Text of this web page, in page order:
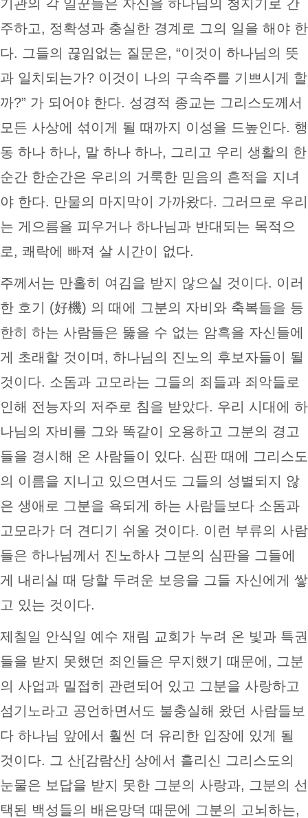
기관의 각 일꾼들은 자신을 하나님의 청지기로 간
주하고, 정확성과 충실한 경계로 그의 일을 해야 한
다. 그들의 끊임없는 질문은, “이것이 하나님의 뜻
과 일치되는가? 이것이 나의 구속주를 기쁘시게 할
까?” 가 되어야 한다. 성경적 종교는 그리스도께서
모든 사상에 섞이게 될 때까지 이성을 드높인다. 행
동 하나 하나, 말 하나 하나, 그리고 우리 생활의 한
순간 한순간은 우리의 거룩한 믿음의 흔적을 지녀
야 한다. 만물의 마지막이 가까왔다. 그러므로 우리
는 게으름을 피우거나 하나님과 반대되는 목적으
로, 쾌락에 빠져 살 시간이 없다.
주께서는 만홀히 여김을 받지 않으실 것이다. 이러
한 호기 (好機) 의 때에 그분의 자비와 축복들을 등
한히 하는 사람들은 뚫을 수 없는 암흑을 자신들에
게 초래할 것이며, 하나님의 진노의 후보자들이 될
것이다. 소돔과 고모라는 그들의 죄들과 죄악들로
인해 전능자의 저주로 침을 받았다. 우리 시대에 하
나님의 자비를 그와 똑같이 오용하고 그분의 경고
들을 경시해 온 사람들이 있다. 심판 때에 그리스도
의 이름을 지니고 있으면서도 그들의 성별되지 않
은 생애로 그분을 욕되게 하는 사람들보다 소돔과
고모라가 더 견디기 쉬울 것이다. 이런 부류의 사람
들은 하나님께서 진노하사 그분의 심판을 그들에
게 내리실 때 당할 두려운 보응을 그들 자신에게 쌓
고 있는 것이다.
제칠일 안식일 예수 재림 교회가 누려 온 빛과 특권
들을 받지 못했던 죄인들은 무지했기 때문에, 그분
의 사업과 밀접히 관련되어 있고 그분을 사랑하고
섬기노라고 공언하면서도 불충실해 왔던 사람들보
다 하나님 앞에서 훨씬 더 유리한 입장에 있게 될
것이다. 그 산[감람산] 상에서 흘리신 그리스도의
눈물은 보답을 받지 못한 그분의 사랑과, 그분의 선
택된 백성들의 배은망덕 때문에 그분의 고뇌하는,